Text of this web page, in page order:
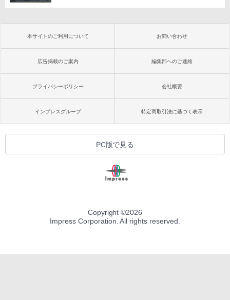
本サイトのご利用について お問い合わせ
広告掲載のご案内 編集部へのご連絡
プライバシーポリシー 会社概要
インプレスグループ 特定商取引法に基づく表示
PC版で見る
Copyright ©2026
Impress Corporation. All rights reserved.